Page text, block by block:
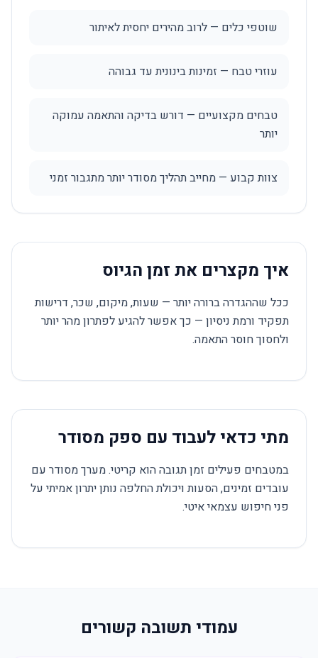
שוטפי כלים — לרוב מהירים יחסית לאיתור
עוזרי טבח — זמינות בינונית עד גבוהה
טבחים מקצועיים — דורש בדיקה והתאמה עמוקה
יותר
צוות קבוע — מחייב תהליך מסודר יותר מתגבור זמני
איך מקצרים את זמן הגיוס
ככל שההגדרה ברורה יותר — שעות, מיקום, שכר, דרישות
תפקיד ורמת ניסיון — כך אפשר להגיע לפתרון מהר יותר
ולחסוך חוסר התאמה.
מתי כדאי לעבוד עם ספק מסודר
במטבחים פעילים זמן תגובה הוא קריטי. מערך מסודר עם
עובדים זמינים, הסעות ויכולת החלפה נותן יתרון אמיתי על
פני חיפוש עצמאי איטי.
עמודי תשובה קשורים